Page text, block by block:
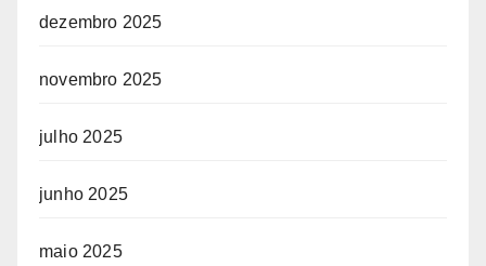
dezembro 2025
novembro 2025
julho 2025
junho 2025
maio 2025